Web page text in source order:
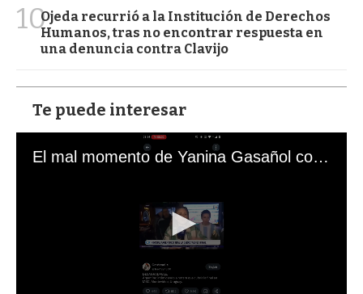
10Ojeda recurrió a la Institución de Derechos
Humanos, tras no encontrar respuesta en
una denuncia contra Clavijo
Te puede interesar
El mal momento de Yanina Gasañol con un hincha argentino en "Subrayado"